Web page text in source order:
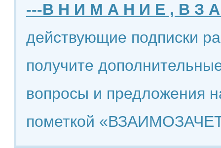
---В Н И М А Н И Е , В З
действующие подписки
получите
вопросы и предложения
пометкой